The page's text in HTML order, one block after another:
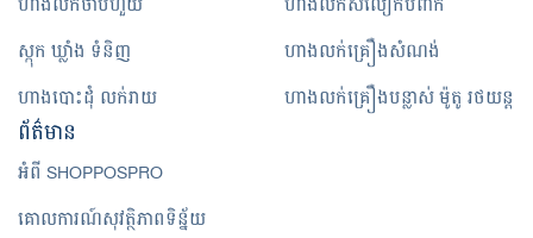
ហាងលក់ចាប់ហួយ
ស្កុក ឃ្លាំង ទំនិញ
ហាងបោះដុំ លក់រាយ
ហាងលក់សំលៀកបំពាក់
ហាងលក់គ្រឿងសំណង់
ហាងលក់គ្រឿងបន្លាស់ ម៉ូតូ រថយន្ត
ព័ត៌មាន
អំពី SHOPPOSPRO
គោលការណ៍សុវត្ថិភាពទិន្ន័យ